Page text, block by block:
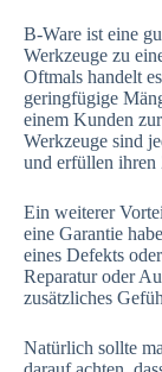
B-Ware ist eine
Werkzeuge zu
Oftmals handelt
geringfügige
einem Kunden
Werkzeuge sind
und erfüllen ihren
Ein weiterer
eine Garantie
eines Defekts
Reparatur oder
zusätzliches
Natürlich sollte